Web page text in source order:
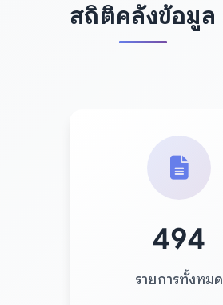
สถิติคลังข้อมูล
494
รายการทั้งหมด